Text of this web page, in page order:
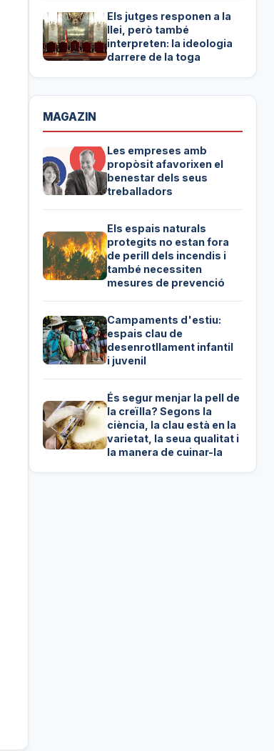
Els jutges responen a la
llei, però també
interpreten: la ideologia
darrere de la toga
MAGAZIN
Les empreses amb
propòsit afavorixen el
benestar dels seus
treballadors
Els espais naturals
protegits no estan fora
de perill dels incendis i
també necessiten
mesures de prevenció
Campaments d'estiu:
espais clau de
desenrotllament infantil
i juvenil
És segur menjar la pell de
la creïlla? Segons la
ciència, la clau està en la
varietat, la seua qualitat i
la manera de cuinar-la